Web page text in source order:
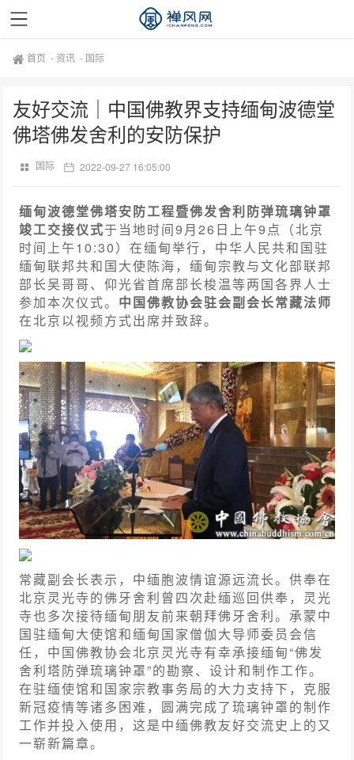
首页 - 资讯 - 国际
友好交流｜中国佛教界支持缅甸波德堂
佛塔佛发舍利的安防保护
国际 2022-09-27 16:05:00
缅甸波德堂佛塔安防工程暨佛发舍利防弹琉璃钟罩
竣工交接仪式于当地时间9月26日上午9点（北京
时间上午10:30）在缅甸举行，中华人民共和国驻
缅甸联邦共和国大使陈海，缅甸宗教与文化部联邦
部长吴哥哥、仰光省首席部长梭温等两国各界人士
参加本次仪式。 中国佛教协会驻会副会长常藏法师
在北京以视频方式出席并致辞。
常藏副会长表示，中缅胞波情谊源远流长。供奉在
北京灵光寺的佛牙舍利曾四次赴缅巡回供奉，灵光
寺也多次接待缅甸朋友前来朝拜佛牙舍利。承蒙中
国驻缅甸大使馆和缅甸国家僧伽大导师委员会信
任，中国佛教协会北京灵光寺有幸承接缅甸“佛发
舍利塔防弹琉璃钟罩”的勘察、设计和制作工作。
在驻缅使馆和国家宗教事务局的大力支持下，克服
新冠疫情等诸多困难，圆满完成了琉璃钟罩的制作
工作并投入使用，这是中缅佛教友好交流史上的又
一崭新篇章。